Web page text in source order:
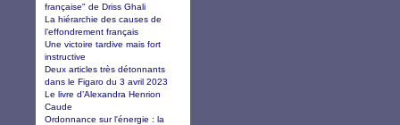
française" de Driss Ghali
La hiérarchie des causes de
l’effondrement français
Une victoire tardive mais fort
instructive
Deux articles très détonnants
dans le Figaro du 3 avril 2023
Le livre d’Alexandra Henrion
Caude
Ordonnance sur l'énergie : la